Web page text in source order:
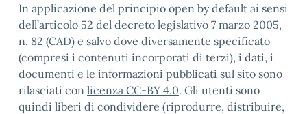
In applicazione del principio open by default ai sensi
dell’articolo 52 del decreto legislativo 7 marzo 2005,
n. 82 (CAD) e salvo dove diversamente specificato
(compresi i contenuti incorporati di terzi), i dati, i
documenti e le informazioni pubblicati sul sito sono
rilasciati con licenza CC-BY 4.0. Gli utenti sono
quindi liberi di condividere (riprodurre, distribuire,